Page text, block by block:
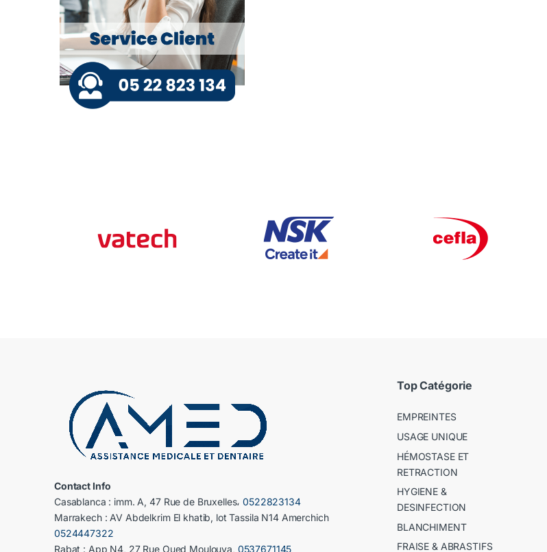
Contact Info
Casablanca : imm. A, 47 Rue de Bruxelles،0522823134
Marrakech : AV Abdelkrim El khatib, lot Tassila N14 Amerchich
0524447322
Rabat : App N4, 27 Rue Oued Moulouya, 0537671145
Top Catégorie
EMPREINTES
USAGE UNIQUE
HÉMOSTASE ET
RETRACTION
HYGIENE &
DESINFECTION
BLANCHIMENT
FRAISE & ABRASTIFS